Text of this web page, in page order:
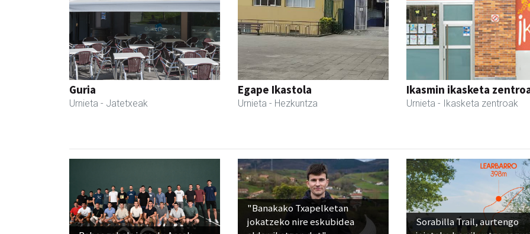
Guria
Urnieta - Jatetxeak
Egape Ikastola
Urnieta - Hezkuntza
Ikasmin ikasketa
Urnieta - Ikasketa zentroak
"Banakako Txapelketan
jokatzeko nire eskubidea
Sorabilla Trail, aurtengo